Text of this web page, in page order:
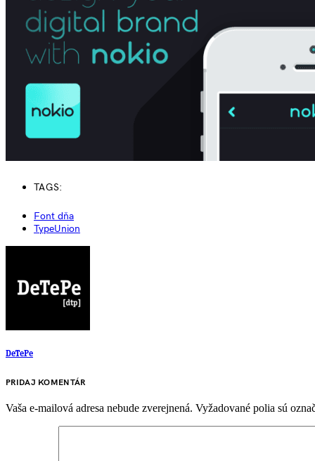
TAGS:
Font dňa
TypeUnion
DeTePe
PRIDAJ KOMENTÁR
Vaša e-mailová adresa nebude zverejnená. Vyžadované polia sú